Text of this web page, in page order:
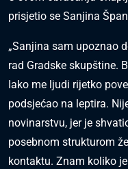
prisjetio se Sanjina
„Sanjina sam upoznao
rad Gradske skupštine.
Iako me ljudi rijetko
podsjećao na leptira.
novinarstvu, jer je
posebnom strukturom
kontaktu. Znam koliko